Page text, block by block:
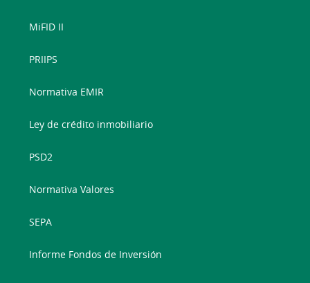
MiFID II
PRIIPS
Normativa EMIR
Ley de crédito inmobiliario
PSD2
Normativa Valores
SEPA
Informe Fondos de Inversión